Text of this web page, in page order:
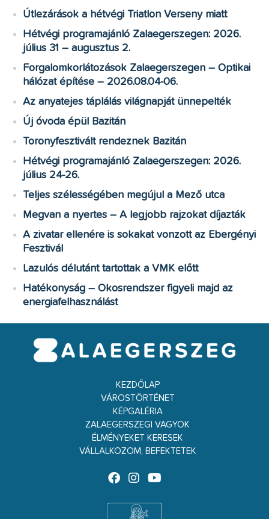
Útlezárások a hétvégi Triatlon Verseny miatt
Hétvégi programajánló Zalaegerszegen: 2026.
július 31 – augusztus 2.
Forgalomkorlátozások Zalaegerszegen – Optikai
hálózat építése – 2026.08.04-06.
Az anyatejes táplálás világnapját ünnepelték
Új óvoda épül Bazitán
Toronyfesztivált rendeznek Bazitán
Hétvégi programajánló Zalaegerszegen: 2026.
július 24-26.
Teljes szélességében megújul a Mező utca
Megvan a nyertes – A legjobb rajzokat díjazták
A zivatar ellenére is sokakat vonzott az Ebergényi
Fesztivál
Lazulós délutánt tartottak a VMK előtt
Hatékonyság – Okosrendszer figyeli majd az
energiafelhasználást
KEZDŐLAP
VÁROSTÖRTÉNET
KÉPGALÉRIA
ZALAEGERSZEGI VAGYOK
ÉLMÉNYEKET KERESEK
VÁLLALKOZOM, BEFEKTETEK